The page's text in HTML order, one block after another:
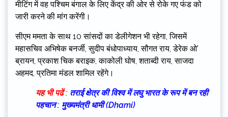
मीटिंग में वह पश्चिम बंगाल के लिए केंद्र की ओर से रोके गए फंड को
जारी करने की मांग करेंगी।
सीएम ममता के साथ 10 सांसदों का डेलीगेशन भी रहेगा, जिसमें
महासचिव अभिषेक बनर्जी, सुदीप बंधोपाध्याय, सौगत राय, डेरेक ओ’
ब्रायन, प्रकाश चिक बराइक, काकोली घोष, शताब्दी राय, साजदा
अहमद, प्रतिमा मंडल शामिल रहेंगे।
यह भी पढें : तराई क्षेत्र की विश्व में लघु भारत के रूप में बन रही
पहचान : मुख्यमंत्री धामी (Dhami)